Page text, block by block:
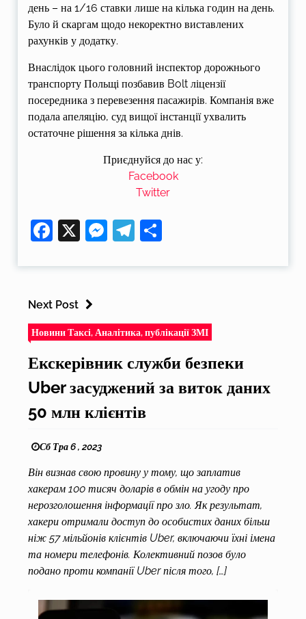
день – на 1/16 ставки лише на кілька годин на день.
Було й скаргам щодо некоректно виставлених
рахунків у додатку.
Внаслідок цього головний інспектор дорожнього
транспорту Польщі позбавив Bolt ліцензії
посередника з перевезення пасажирів. Компанія вже
подала апеляцію, суд вищої інстанції ухвалить
остаточне рішення за кілька днів.
Facebook
X Messenger
Telegram
Приєднуйся до нас у:
Facebook
Twitter
Next Post
Новини Таксі, Аналітика, публікації ЗМІ
Екскерівник служби безпеки
Uber засуджений за виток даних
50 млн клієнтів
Сб Тра 6 , 2023
Він визнав свою провину у тому, що заплатив
хакерам 100 тисяч доларів в обмін на угоду про
нерозголошення інформації про зло. Як результат,
хакери отримали доступ до особистих даних більш
ніж 57 мільйонів клієнтів Uber, включаючи їхні імена
та номери телефонів. Колективний позов було
подано проти компанії Uber після того, […]